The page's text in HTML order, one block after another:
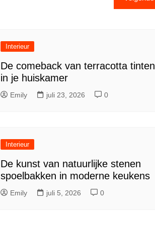
Interieur
De comeback van terracotta tinten
in je huiskamer
Emily juli 23, 2026 0
Interieur
De kunst van natuurlijke stenen
spoelbakken in moderne keukens
Emily juli 5, 2026 0